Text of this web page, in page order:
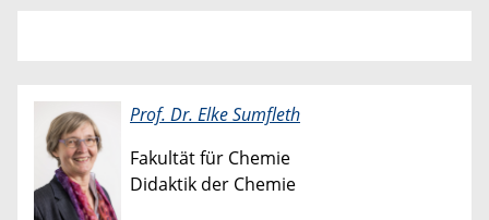
Prof. Dr. Elke Sumfleth
Fakultät für Chemie
Didaktik der Chemie